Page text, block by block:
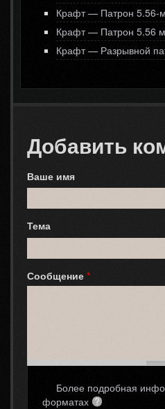
Крафт — Патрон 5.56-
Крафт — Патрон 5.56
Крафт — Разрывной
Добавить
Ваше имя
Тема
Сообщение *
Более подробная
форматах